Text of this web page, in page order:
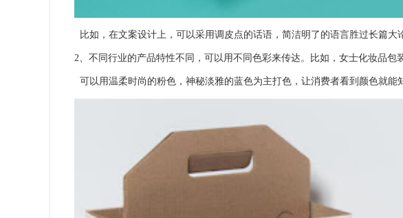
比如，在文案设计上，可以采用调皮点的话语，简洁明了的语言胜过长篇大
2、不同行业的产品特性不同，可以用不同色彩来传达。比如，女士化妆品包
可以用温柔时尚的粉色，神秘淡雅的蓝色为主打色，让消费者看到颜色就能